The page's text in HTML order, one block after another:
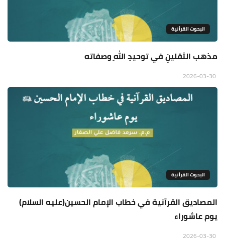
البحوث القرأنية
مذهب الثقلينِ في توحيدِ اللهِ وصفاته
البحوث القرأنية
المصاديق القرآنية في خطاب الإمام الحسين(عليه السلام)
يوم عاشوراء